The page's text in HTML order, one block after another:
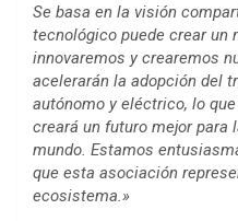
Se basa en la visión
tecnológico puede crear un
innovaremos y crearemos
acelerarán la adopción del
autónomo y eléctrico, lo
creará un futuro mejor para
mundo. Estamos
que esta asociación
ecosistema.»